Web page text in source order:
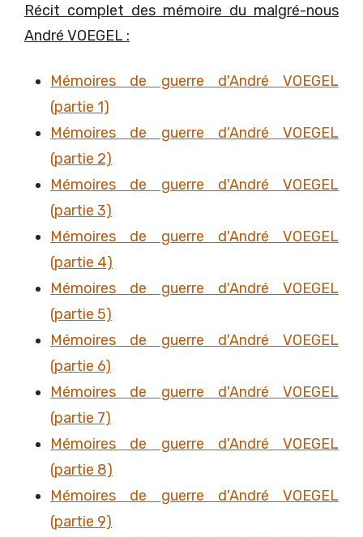
Récit complet des mémoire du malgré-nous
André VOEGEL :
Mémoires de guerre d'André VOEGEL
(partie 1)
Mémoires de guerre d'André VOEGEL
(partie 2)
Mémoires de guerre d'André VOEGEL
(partie 3)
Mémoires de guerre d'André VOEGEL
(partie 4)
Mémoires de guerre d'André VOEGEL
(partie 5)
Mémoires de guerre d'André VOEGEL
(partie 6)
Mémoires de guerre d'André VOEGEL
(partie 7)
Mémoires de guerre d'André VOEGEL
(partie 8)
Mémoires de guerre d'André VOEGEL
(partie 9)